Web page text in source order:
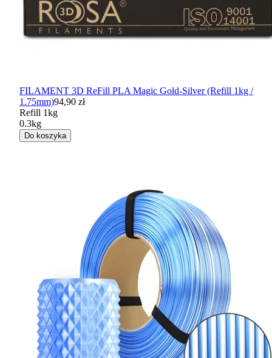
FILAMENT 3D ReFill PLA Magic Gold-Silver (Refill 1kg /
1.75mm)94,90 zł
Refill 1kg
0.3kg
Do koszyka